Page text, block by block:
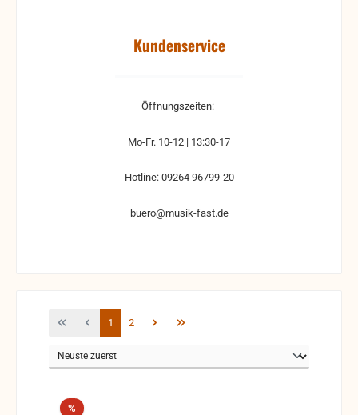
Kundenservice
Öffnungszeiten:
Mo-Fr. 10-12 | 13:30-17
Hotline: 09264 96799-20
buero@musik-fast.de
Seite
1 Seite
2
%Rabatt